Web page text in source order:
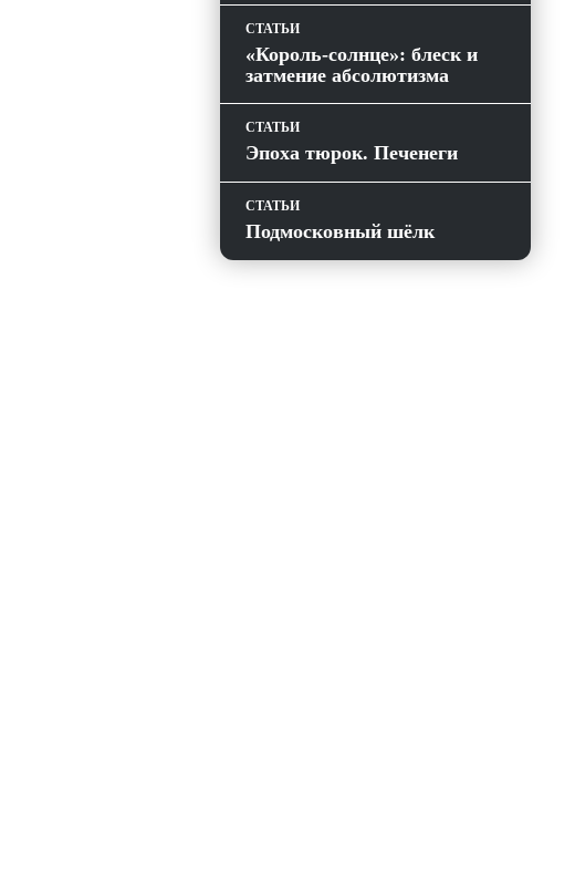
СТАТЬИ
«Король-солнце»: блеск и
затмение абсолютизма
СТАТЬИ
Эпоха тюрок. Печенеги
СТАТЬИ
Подмосковный шёлк